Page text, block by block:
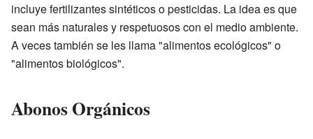
incluye fertilizantes sintéticos o pesticidas. La idea es que
sean más naturales y respetuosos con el medio ambiente.
A veces también se les llama "alimentos ecológicos" o
"alimentos biológicos".
Abonos Orgánicos